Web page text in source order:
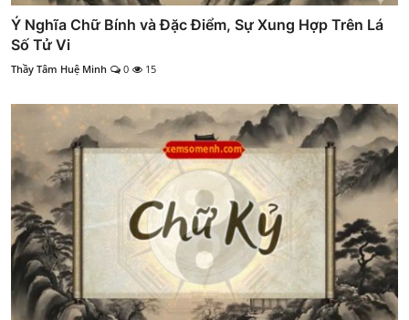
Ý Nghĩa Chữ Bính và Đặc Điểm, Sự Xung Hợp Trên Lá
Số Tử Vi
Thầy Tâm Huệ Minh 0 15